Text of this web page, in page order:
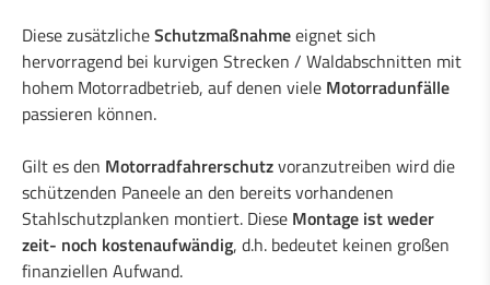
Unterführungen
Amphibienschutz
Boplan
Diese zusätzlicheSchutzmaßnahmeeignet sich
hervorragend bei kurvigen Strecken / Waldabschnitten mit
hohem Motorradbetrieb, auf denen viele Motorradunfälle
passieren können.
Gilt es den Motorradfahrerschutzvoranzutreiben wird die
schützenden Paneele an den bereits vorhandenen
Stahlschutzplanken montiert. Diese Montage ist weder
zeit- noch kostenaufwändig, d.h. bedeutet keinen großen
finanziellen Aufwand.